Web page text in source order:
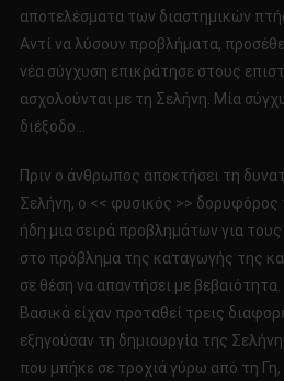
αποτελέσματα των διαστημικών
Αντί να λύσουν προβλήματα,
νέα σύγχυση επικράτησε στους
ασχολούνται με τη Σελήνη. Μία
διέξοδο…
Πριν ο άνθρωπος αποκτήσει τη
Σελήνη, ο << φυσικός >>
ήδη μια σειρά προβλημάτων για τους
στο πρόβλημα της καταγωγής της
σε θέση να απαντήσει με βεβαιότητα.
Βασικά είχαν προταθεί τρεις
εξηγούσαν τη δημιουργία της
που μπήκε σε τροχιά γύρω από τη